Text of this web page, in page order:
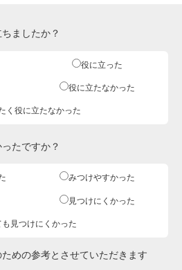
ましたか？
役に立った
役に立たなかった
く役に立たなかった
たですか？
みつけやすかった
見つけにくかった
も見つけにくかった
めの参考とさせていただきます